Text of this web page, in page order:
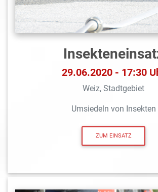
29.06.2020 - 17:30
Weiz, Stadtgebiet
Umsiedeln von Insekten
ZUM EINSATZ